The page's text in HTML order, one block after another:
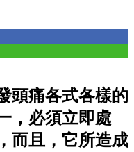
頭痛各式各樣的
，必須立即處
而且，它所造成